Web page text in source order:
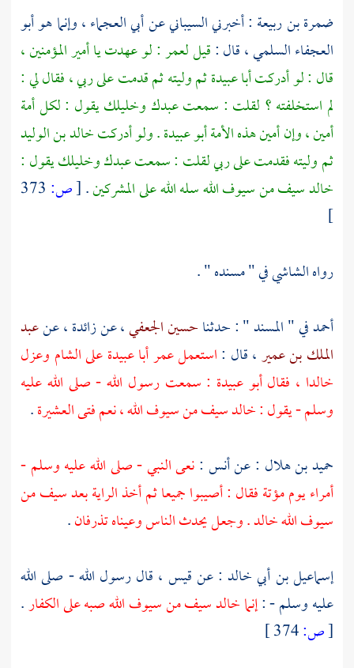
ضمرة بن ربيعة : أخبرنيالسيبانيعنأبي العجماء، وإنما هوأبو
العجفاء السلمي، قال :قيللعمر: لو عهدت يا أمير المؤمنين ،
قال : لو أدركتأبا عبيدةثم وليته ثم قدمت على ربي ، فقال لي :
لم استخلفته ؟ لقلت : سمعت عبدك وخليلك يقول : لكل أمة
أمين ، وإن أمين هذه الأمةأبو عبيدة. ولو أدركتخالد بن الوليد
ثم وليته فقدمت على ربي لقلت : سمعت عبدك وخليلك يقول :
خالدسيف من سيوف الله سله الله على المشركين.
[ص: 373
]
رواهالشاشيفي " مسنده " .
أحمدفي " المسند " : حدثناحسين الجعفي، عنزائدة، عنعبد
الملك بن عمير، قال :استعملعمرأبا عبيدةعلىالشام وعزل
خالدا ، فقالأبو عبيدة : سمعت رسول الله - صلى الله عليه
وسلم - يقول :خالدسيف من سيوف الله ، نعم فتى العشيرة.
حميد بن هلال : عنأنس :نعى النبي - صلى الله عليه وسلم -
أمراء يوم مؤتة فقال : أصيبوا جميعا ثم أخذ الراية بعد سيف من
سيوف اللهخالد. وجعل يحدث الناس وعيناه تذرفان.
إسماعيل بن أبي خالد : عنقيس ، قال رسول الله - صلى الله
عليه وسلم - :إنماخالدسيف من سيوف الله صبه على الكفار.
[ص: